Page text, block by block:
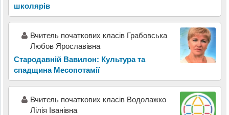
школярів
Вчитель початкових класів Грабовська
Любов Ярославівна
Стародавній Вавилон: Культура та
спадщина Месопотамії
Вчитель початкових класів Водолажко
Лілія Іванівна